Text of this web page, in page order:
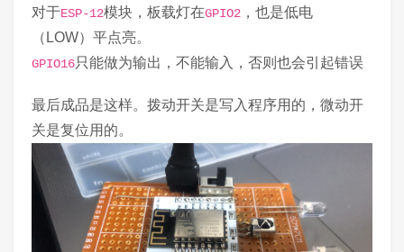
对于ESP-12模块，板载灯在GPIO2 ，也是低电
（LOW）平点亮。
GPIO16只能做为输出，不能输入，否则也会引起错误
最后成品是这样。拨动开关是写入程序用的，微动开
关是复位用的。